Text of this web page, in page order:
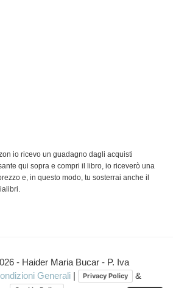
io ricevo un guadagno dagli acquisti
qui sopra e compri il libro, io riceverò una
e, in questo modo, tu sosterrai anche il
- Haider Maria Bucar - P. Iva
Generali | Privacy Policy &